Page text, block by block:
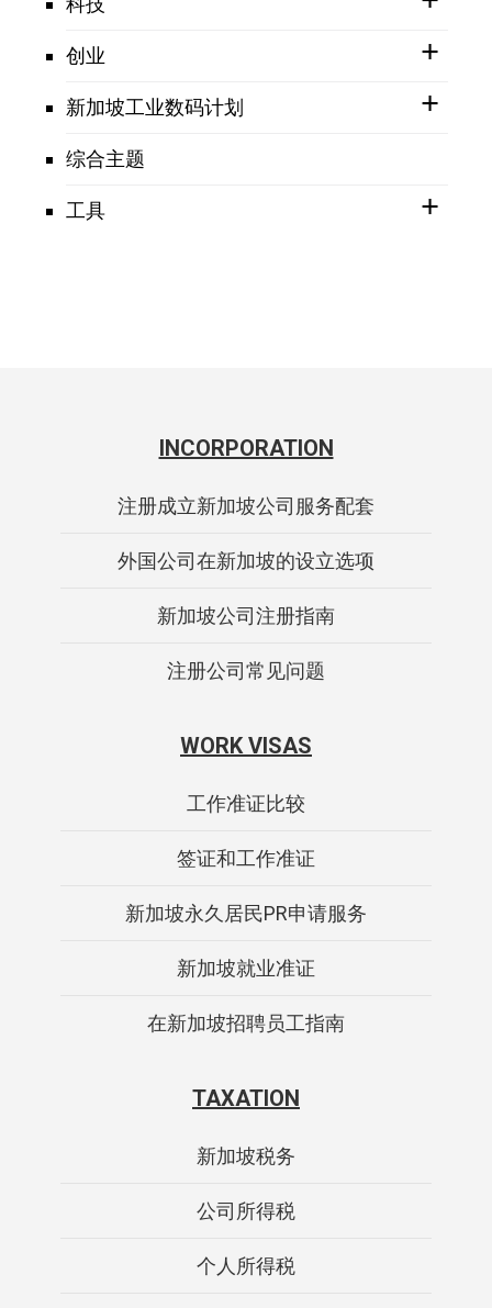
创业
新加坡工业数码计划
综合主题
工具
INCORPORATION
注册成立新加坡公司服务配套
外国公司在新加坡的设立选项
新加坡公司注册指南
注册公司常见问题
WORK VISAS
工作准证比较
签证和工作准证
新加坡永久居民PR申请服务
新加坡就业准证
在新加坡招聘员工指南
TAXATION
新加坡税务
公司所得税
个人所得税